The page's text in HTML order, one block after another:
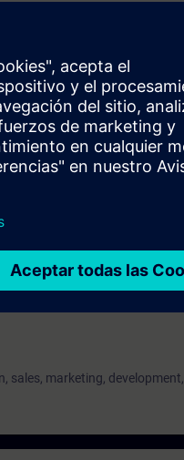
sales, marketing, development,